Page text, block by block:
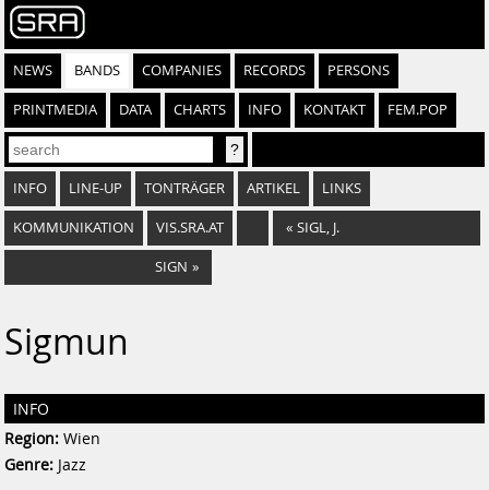
NEWS BANDS COMPANIES RECORDS PERSONS
PRINTMEDIA DATA CHARTS INFO KONTAKT FEM.POP
INFO LINE-UP TONTRÄGER ARTIKEL LINKS
KOMMUNIKATION VIS.SRA.AT « SIGL, J.
SIGN »
Sigmun
INFO
Region: Wien
Genre: Jazz